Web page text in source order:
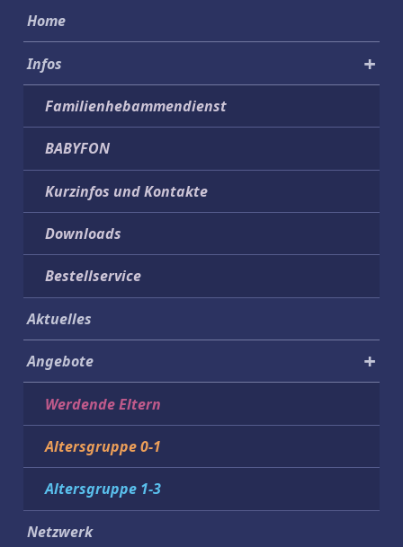
Sprache wechseln
Home
Infos
Familienhebammendienst
BABYFON
Kurzinfos und Kontakte
Downloads
Bestellservice
Aktuelles
Angebote
Werdende Eltern
Altersgruppe 0-1
Altersgruppe 1-3
Netzwerk